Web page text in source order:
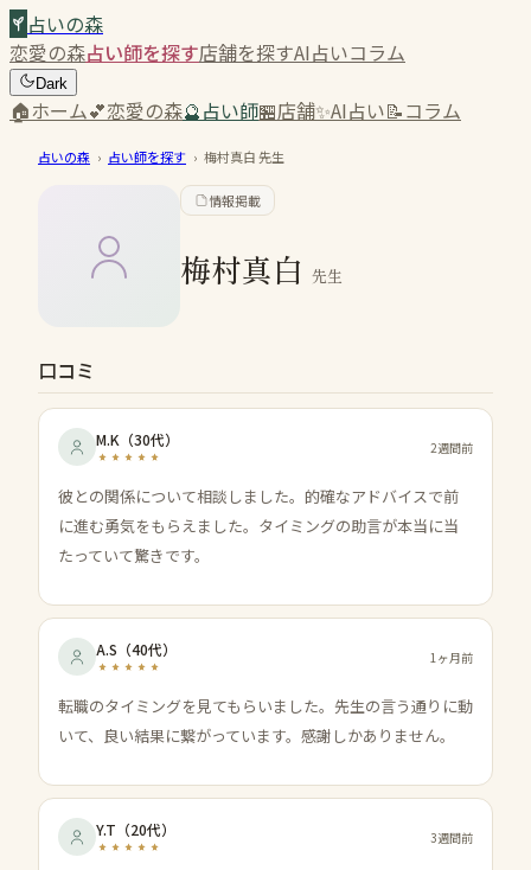
占いの森
恋愛の森占い師を探す店舗を探すAI占いコラム
Dark
🏠ホーム💕恋愛の森🔮占い師🏪店舗✨AI占い📝コラム
占いの森 › 占い師を探す › 梅村真白先生
情報掲載
梅村真白 先生
口コミ
M.K （30代） 2週間前
彼との関係について相談しました。的確なアドバイスで前
に進む勇気をもらえました。タイミングの助言が本当に当
たっていて驚きです。
A.S （40代） 1ヶ月前
転職のタイミングを見てもらいました。先生の言う通りに動
いて、良い結果に繋がっています。感謝しかありません。
Y.T （20代） 3週間前